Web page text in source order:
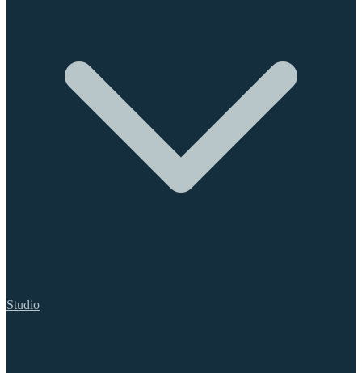
Studio